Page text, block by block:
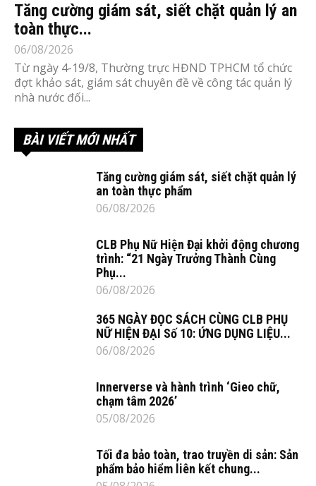
Tăng cường giám sát, siết chặt quản lý an
toàn thực...
06/08/2026
Từ ngày 4-19/8, Thường trực HĐND TPHCM tổ chức
đợt khảo sát, giám sát chuyên đề về công tác quản lý
nhà nước đối...
BÀI VIẾT MỚI NHẤT
Tăng cường giám sát, siết chặt quản lý
an toàn thực phẩm
06/08/2026
CLB Phụ Nữ Hiện Đại khởi động chương
trình: “21 Ngày Trưởng Thành Cùng
Phụ...
06/08/2026
365 NGÀY ĐỌC SÁCH CÙNG CLB PHỤ
NỮ HIỆN ĐẠI Số 10: ỨNG DỤNG LIỆU...
06/08/2026
Innerverse và hành trình ‘Gieo chữ,
chạm tâm 2026’
05/08/2026
Tối đa bảo toàn, trao truyền di sản: Sản
phẩm bảo hiểm liên kết chung...